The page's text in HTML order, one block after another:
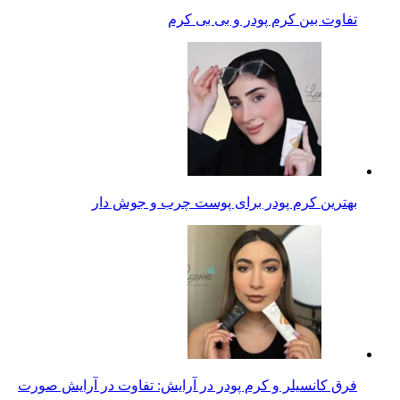
تفاوت بین کرم پودر و بی بی کرم
بهترین کرم پودر برای پوست چرب و جوش دار
فرق کانسیلر و کرم پودر در آرایش: تفاوت در آرایش صورت